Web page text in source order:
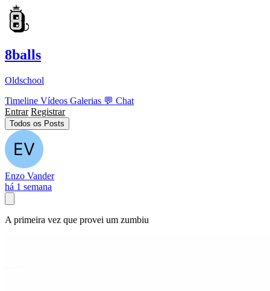
8balls
Oldschool
Timeline Vídeos Galerias 💬 Chat
Entrar Registrar
Todos os Posts
Enzo Vander
há 1 semana
A primeira vez que provei um zumbiu